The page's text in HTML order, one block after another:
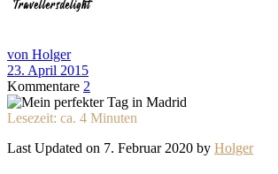
von Holger
23. April 2015
Kommentare 2
Lesezeit: ca. 4 Minuten
Last Updated on 7. Februar 2020 by Holger